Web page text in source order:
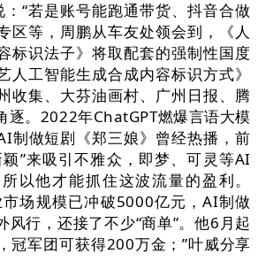
“若是账号能跑通带货、抖音合做
区等，周鹏从车友处领会到，《人
标识法子》将取配套的强制性国度
人工智能生成合成内容标识方式》
收集、大芬油画村、广州日报、腾
逐。2022年ChatGPT燃爆言语大模
制做短剧《郑三娘》曾经热播，前
”来吸引不雅众，即梦、可灵等AI
以他才能抓住这波流量的盈利。
场规模已冲破5000亿元，AI制做
风行，还接了不少“商单”。他6月起
冠军团可获得200万金；”叶威分享